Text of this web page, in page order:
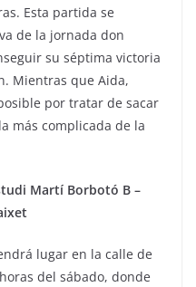
Esta partida se
de la jornada don
su séptima victoria
Mientras que Aida,
por tratar de sacar
más complicada de la
Martí Borbotó B –
lugar en la calle de
del sábado, donde